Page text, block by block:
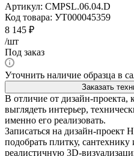
Артикул: CMPSL.06.04.D
Код товара: УТ000045359
8 145 ₽
/шт
Под заказ
Уточнить наличие образца в
Заказать
В отличие от дизайн-проекта,
выглядеть интерьер,
именно его реализовать.
Записаться на дизайн-проект
подобрать плитку, сантехнику
реалистичную 3D-